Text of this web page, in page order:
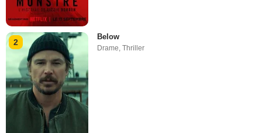
2
Below
Drame,Thriller